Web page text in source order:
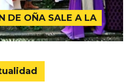
DE OÑA SALE A LA